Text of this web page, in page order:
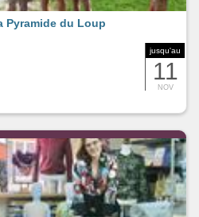
jusqu'au
11
NOV
Pyramide du Loup